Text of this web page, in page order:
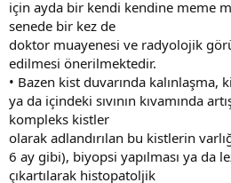
için ayda bir kendi kendine meme
senede bir kez de
doktor muayenesi ve radyolojik
edilmesi önerilmektedir.
• Bazen kist duvarında kalınlaşma,
ya da içindeki sıvının kıvamında
kompleks kistler
olarak adlandırılan bu kistlerin
6 ay gibi), biyopsi yapılması ya da
çıkartılarak histopatoljik